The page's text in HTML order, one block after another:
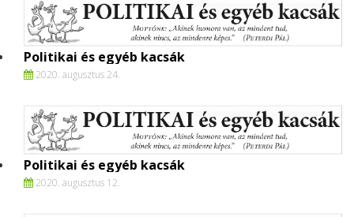
Politikai és egyéb kacsák
2020. augusztus 24.
Politikai és egyéb kacsák
2020. augusztus 12.